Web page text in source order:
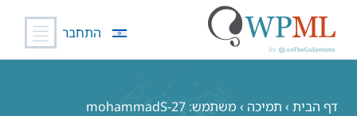
התחבר
דף הבית › תמיכה › משתמש: mohammadS-27